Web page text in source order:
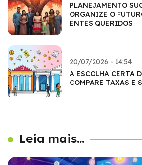
PLANEJAMENTO
ORGANIZE O
ENTES QUERIDOS
20/07/2026 - 14:54
A ESCOLHA CERTA
COMPARE TAXAS E
Leia mais...